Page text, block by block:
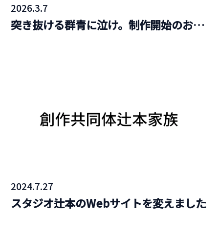
2026.3.7
突き抜ける群青に泣け。制作開始のお知
2024.7.27
スタジオ辻本のWebサイトを変えました